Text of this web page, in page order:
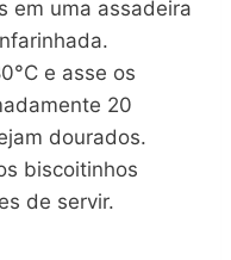
em uma assadeira
e asse os
20
dourados.
biscoitinhos
de servir.